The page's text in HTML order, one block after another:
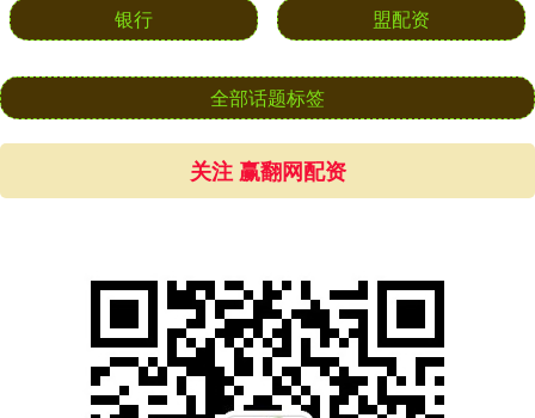
银行 盟配资
全部话题标签
关注 赢翻网配资